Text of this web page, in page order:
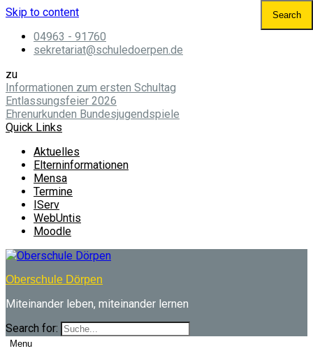
Skip to content
04963 - 91760
sekretariat@schuledoerpen.de
zu
Informationen zum ersten Schultag
Entlassungsfeier 2026
Ehrenurkunden Bundesjugendspiele
Quick Links
Aktuelles
Elterninformationen
Mensa
Termine
IServ
WebUntis
Moodle
Oberschule Dörpen
Miteinander leben, miteinander lernen
Search for:
Menu